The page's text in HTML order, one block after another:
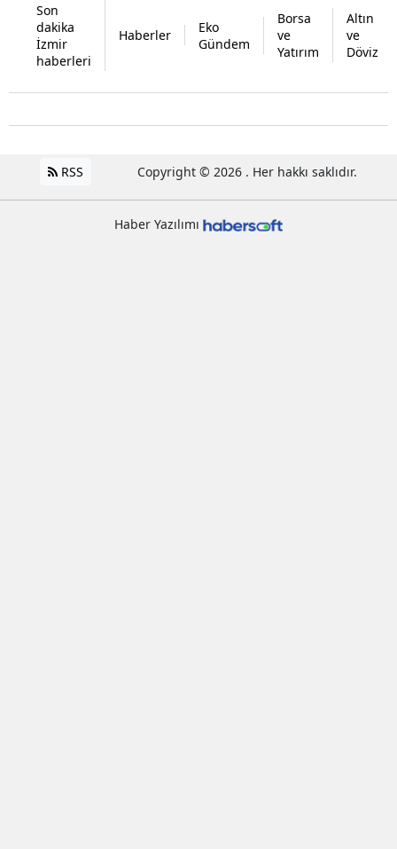
Son
dakika
İzmir
haberleri
Haberler
Eko
Gündem
Borsa
ve
Yatırım
Altın
ve
Döviz
RSS Copyright © 2026 . Her hakkı saklıdır.
Haber Yazılımı